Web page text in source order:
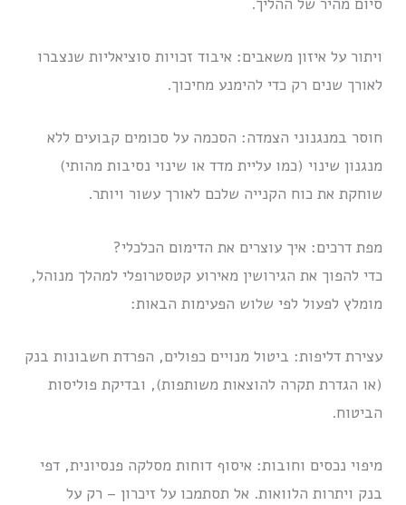
ויתור על איזון משאבים: איבוד זכויות סוציאליות שנצברו
לאורך שנים רק כדי להימנע מחיכוך.
חוסר במנגנוני הצמדה: הסכמה על סכומים קבועים ללא
מנגנון שינוי (כמו עליית מדד או שינוי נסיבות מהותי)
שוחקת את כוח הקנייה שלכם לאורך עשור ויותר.
מפת דרכים: איך עוצרים את הדימום הכלכלי?
כדי להפוך את הגירושין מאירוע קטסטרופלי למהלך מנוהל,
מומלץ לפעול לפי שלוש הפעימות הבאות:
עצירת דליפות: ביטול מנויים כפולים, הפרדת חשבונות בנק
(או הגדרת תקרה להוצאות משותפות), ובדיקת פוליסות
הביטוח.
מיפוי נכסים וחובות: איסוף דוחות מסלקה פנסיונית, דפי
בנק ויתרות הלוואות. אל תסתמכו על זיכרון – רק על